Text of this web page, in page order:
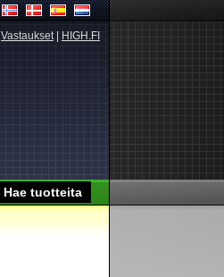
Vastaukset| HIGH.FI